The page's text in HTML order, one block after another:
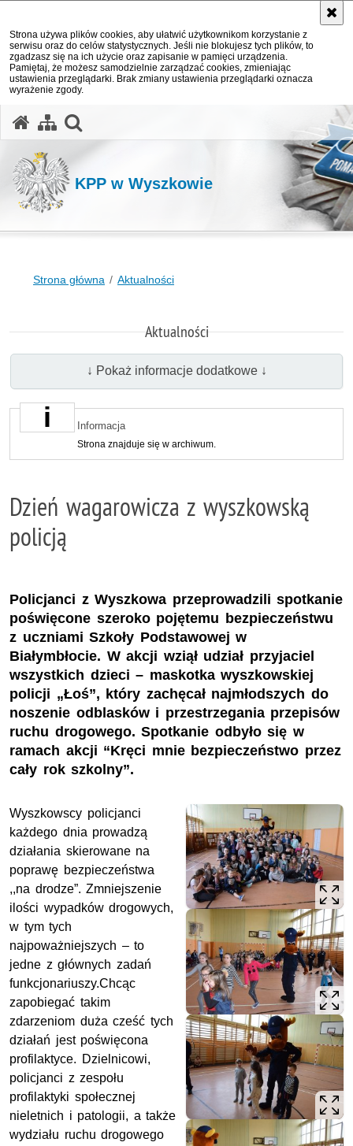
Strona używa plików cookies, aby ułatwić użytkownikom korzystanie z
serwisu oraz do celów statystycznych. Jeśli nie blokujesz tych plików, to
zgadzasz się na ich użycie oraz zapisanie w pamięci urządzenia.
Pamiętaj, że możesz samodzielnie zarządzać cookies, zmieniając
ustawienia przeglądarki. Brak zmiany ustawienia przeglądarki oznacza
wyrażenie zgody.
KPP w Wyszkowie
Strona główna Aktualności
Aktualności
↓ Pokaż informacje dodatkowe ↓
Informacja
Strona znajduje się w archiwum.
Dzień wagarowicza z wyszkowską
policją
Policjanci z Wyszkowa przeprowadzili spotkanie
poświęcone szeroko pojętemu bezpieczeństwu
z uczniami Szkoły Podstawowej w
Białymbłocie. W akcji wziął udział przyjaciel
wszystkich dzieci – maskotka wyszkowskiej
policji „Łoś”, który zachęcał najmłodszych do
noszenie odblasków i przestrzegania przepisów
ruchu drogowego. Spotkanie odbyło się w
ramach akcji “Kręci mnie bezpieczeństwo przez
cały rok szkolny”.
Wyszkowscy policjanci
każdego dnia prowadzą
działania skierowane na
poprawę bezpieczeństwa
,,na drodze”. Zmniejszenie
ilości wypadków drogowych,
w tym tych
najpoważniejszych – to
jedne z głównych zadań
funkcjonariuszy.Chcąc
zapobiegać takim
zdarzeniom duża cześć tych
działań jest poświęcona
profilaktyce. Dzielnicowi,
policjanci z zespołu
profilaktyki społecznej
nieletnich i patologii, a także
wydziału ruchu drogowego